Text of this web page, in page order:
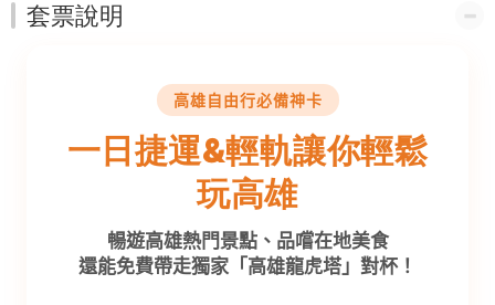
套票說明
高雄自由行必備神卡
一日捷運&輕軌讓你輕鬆
玩高雄
暢遊高雄熱門景點、品嚐在地美食
還能免費帶走獨家「高雄龍虎塔」對杯！